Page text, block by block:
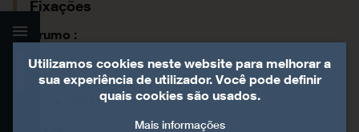
Detalhes do produto
Fixações
Prumo :
Parafusos Ø10
Tira-fundos Ø10 mm.
SSH Ø10 mm
Utilizamos cookies neste website para melhorar a
sua experiência de utilizador. Você pode definir
quais cookies são usados.
Mais informações